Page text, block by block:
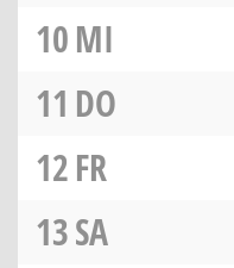
10MI
11 DO
12FR
13SA